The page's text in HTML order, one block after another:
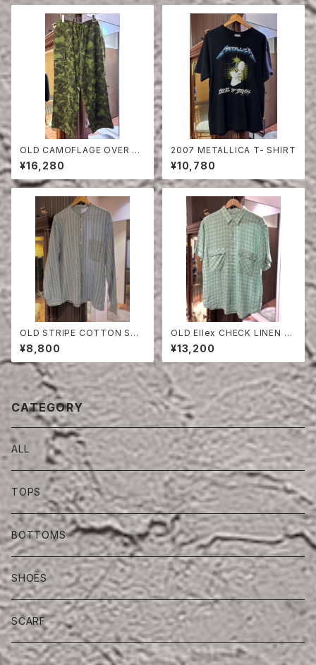
OLD CAMOFLAGE OVER PA
NTS
¥16,280
2007 METALLICA T- SHIRT
¥10,780
OLD STRIPE COTTON SHI
RT
¥8,800
OLD Ellex CHECK LINEN H
ALF SLEEVE SHIRT
¥13,200
CATEGORY
ALL
TOPS
BOTTOMS
SHOES
SCARF